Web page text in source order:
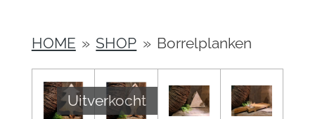
HOME » SHOP » Borrelplanken
Uitverkocht